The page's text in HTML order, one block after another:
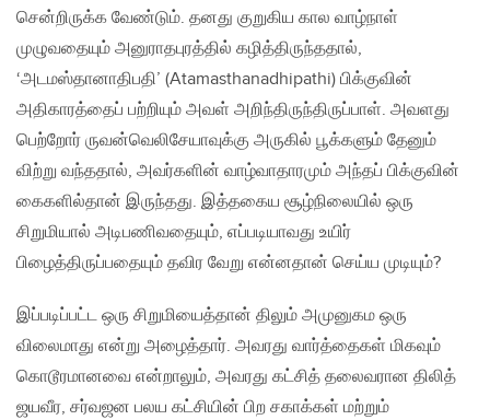
சென்றிருக்க வேண்டும். தனது குறுகிய கால வாழ்நாள்
முழுவதையும் அனுராதபுரத்தில் கழித்திருந்ததால்,
‘அடமஸ்தானாதிபதி’ (Atamasthanadhipathi) பிக்குவின்
அதிகாரத்தைப் பற்றியும் அவள் அறிந்திருந்திருப்பாள். அவளது
பெற்றோர் ருவன்வெலிசேயாவுக்கு அருகில் பூக்களும் தேனும்
விற்று வந்ததால், அவர்களின் வாழ்வாதாரமும் அந்தப் பிக்குவின்
கைகளில்தான் இருந்தது. இத்தகைய சூழ்நிலையில் ஒரு
சிறுமியால் அடிபணிவதையும், எப்படியாவது உயிர்
பிழைத்திருப்பதையும் தவிர வேறு என்னதான் செய்ய முடியும்?
இப்படிப்பட்ட ஒரு சிறுமியைத்தான் திலும் அமுனுகம ஒரு
விலைமாது என்று அழைத்தார். அவரது வார்த்தைகள் மிகவும்
கொடூரமானவை என்றாலும், அவரது கட்சித் தலைவரான திலித்
ஜயவீர, சர்வஜன பலய கட்சியின் பிற சகாக்கள் மற்றும்